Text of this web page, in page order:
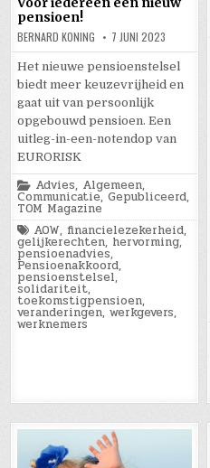
pensioen!
BERNARD KONING 7 JUNI 2023
Het nieuwe pensioenstelsel
biedt meer keuzevrijheid en
gaat uit van persoonlijk
opgebouwd pensioen. Een
uitleg-in-een-notendop van
EURORISK
Posted
in
Advies, Algemeen,
Communicatie,Gepubliceerd,
TOM Magazine
Tagged
AOW,financielezekerheid,
gelijkerechten, hervorming,
pensioenadvies,
Pensioenakkoord,
pensioenstelsel,
solidariteit,
toekomstigpensioen,
veranderingen,werkgevers,
werknemers